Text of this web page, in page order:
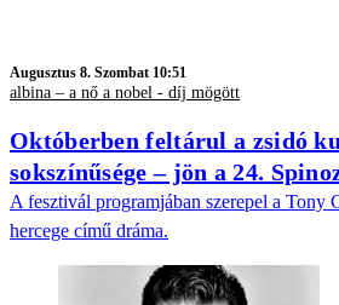
Augusztus 8. Szombat 10:51
albina – a nő a nobel - díj mögött
Októberben feltárul a zsidó
sokszínűsége – jön a 24.
A fesztivál programjában szerepel a Tony
hercege című dráma.